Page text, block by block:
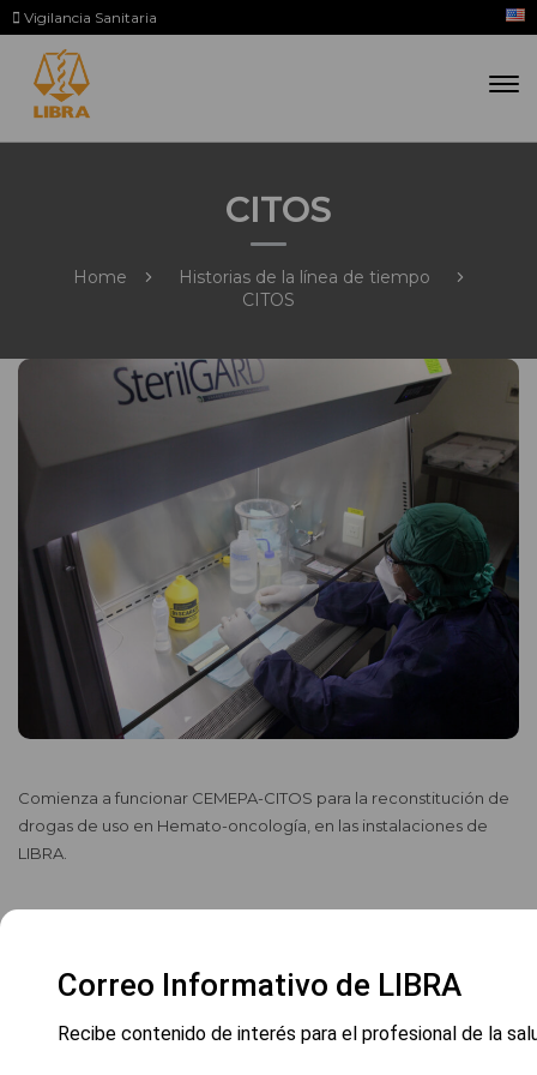
Vigilancia Sanitaria
CITOS
Home
Historias de la línea de tiempo
CITOS
Comienza a funcionar CEMEPA-CITOS para la reconstitución de
drogas de uso en Hemato-oncología, en las instalaciones de
LIBRA.
Correo Informativo de LIBRA
Recibe contenido de interés para el profesional de la